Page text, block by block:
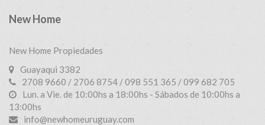
New Home
New Home Propiedades
Guayaqui 3382
2708 9660 / 2706 8754 / 098 551 365 / 099 682 705
Lun. a Vie. de 10:00hs a 18:00hs - Sábados de 10:00hs a
13:00hs
info@newhomeuruguay.com